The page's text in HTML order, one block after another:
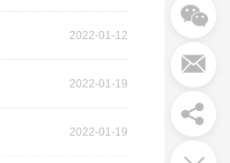
2022-01-12
2022-01-19
2022-01-19